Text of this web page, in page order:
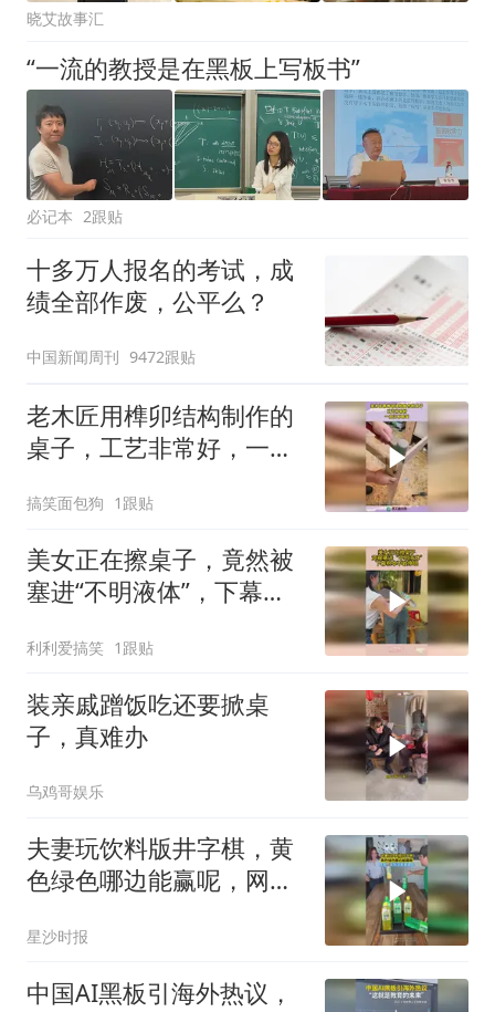
晓艾故事汇
“一流的教授是在黑板上写板书”
必记本 2跟贴
十多万人报名的考试，成
绩全部作废，公平么？
中国新闻周刊 9472跟贴
老木匠用榫卯结构制作的
桌子，工艺非常好，一点
搞笑面包狗 1跟贴
美女正在擦桌子，竟然被
塞进“不明液体”，下幕根
利利爱搞笑 1跟贴
装亲戚蹭饭吃还要掀桌
子，真难办
乌鸡哥娱乐
夫妻玩饮料版井字棋，黄
色绿色哪边能赢呢，网
星沙时报
中国AI黑板引海外热议，